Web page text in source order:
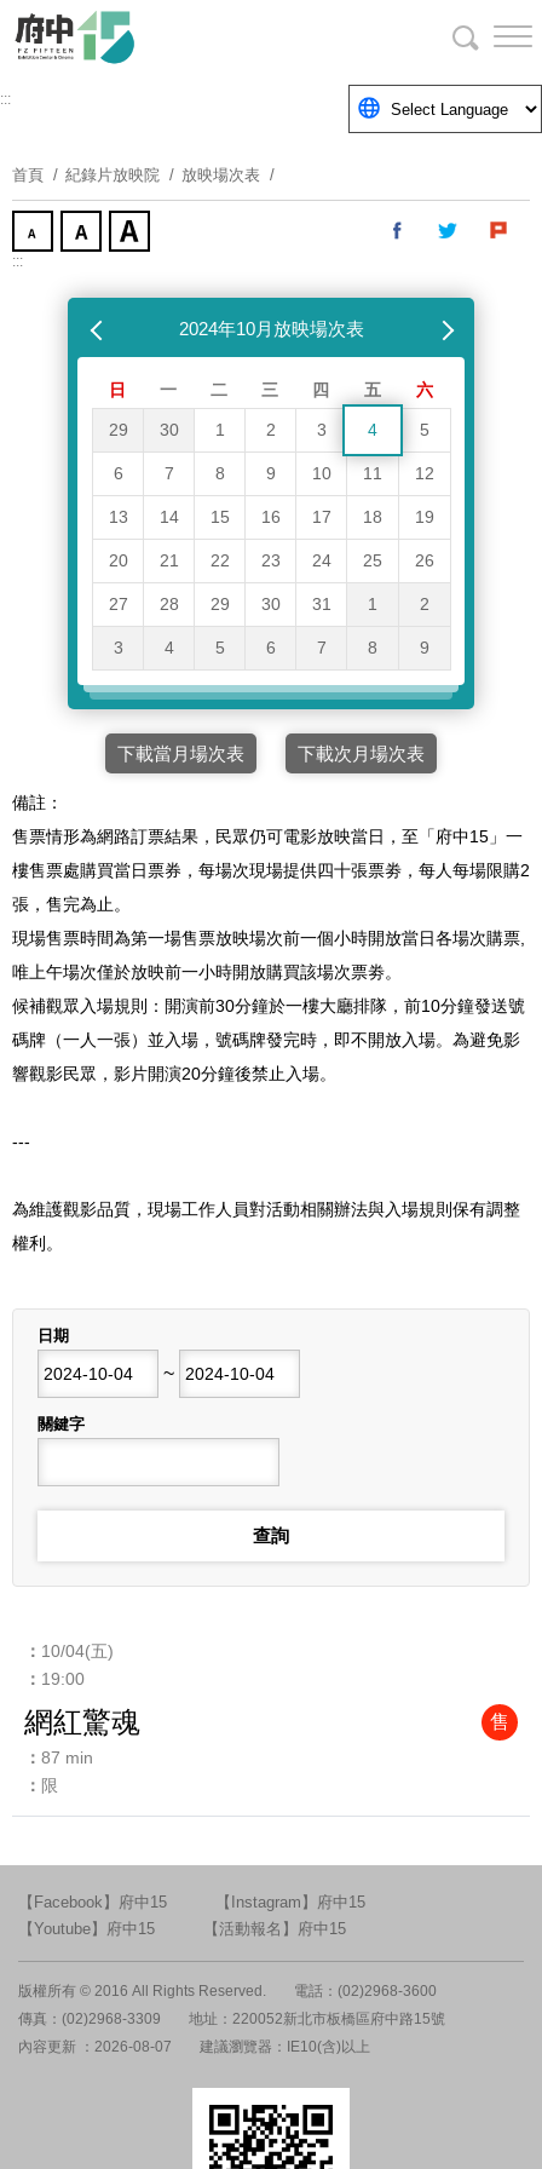
要
塊
:::
首頁 紀錄片放映院 放映場次表
:::
2024年10月放映場次表下個月
日 一 二 三 四 五 六
29 30 1 2 3 4 5
6 7 8 9 10 11 12
13 14 15 16 17 18 19
20 21 22 23 24 25 26
27 28 29 30 31 1 2
3 4 5 6 7 8 9
下載當月場次表 下載次月場次表
備註：
售票情形為網路訂票結果，民眾仍可電影放映當日，至「府中15」一
樓售票處購買當日票券，每場次現場提供四十張票劵，每人每場限購2
張，售完為止。
現場售票時間為第一場售票放映場次前一個小時開放當日各場次購票,
唯上午場次僅於放映前一小時開放購買該場次票劵。
候補觀眾入場規則：開演前30分鐘於一樓大廳排隊，前10分鐘發送號
碼牌（一人一張）並入場，號碼牌發完時，即不開放入場。為避免影
響觀影民眾，影片開演20分鐘後禁止入場。
---
為維護觀影品質，現場工作人員對活動相關辦法與入場規則保有調整
權利。
日期
~
結束日期
關鍵字
10/04(五)
19:00
網紅驚魂 售
87 min
限
【Facebook】府中15
【Instagram】府中15
【Youtube】府中15
【活動報名】府中15
版權所有 © 2016 All Rights Reserved.
電話：(02)2968-3600
傳真：(02)2968-3309
地址：220052新北市板橋區府中路15號
內容更新 ：2026-08-07
建議瀏覽器：IE10(含)以上